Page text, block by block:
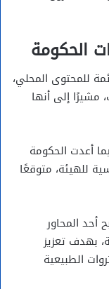
الحكومة
للمحتوى المحلي،
مشيرًا إلى أنها
أعدت الحكومة
للهيئة، متوقعًا
المحاور
بهدف تعزيز
الطبيعية